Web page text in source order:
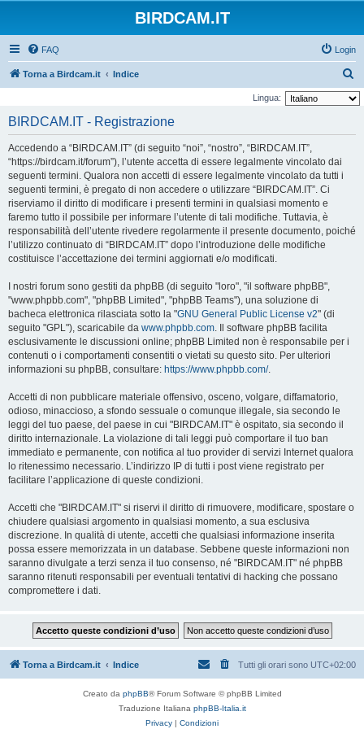
BIRDCAM.IT
FAQ Login
Torna a Birdcam.it Indice
e
Lingua:
BIRDCAM.IT - Registrazione
Accedendo a “BIRDCAM.IT” (di seguito “noi”, “nostro”, “BIRDCAM.IT”,
“https://birdcam.it/forum”), l’utente accetta di essere legalmente vincolato dai
seguenti termini. Qualora non accetti di essere legalmente vincolato da tutti i
seguenti termini, è pregato di non accedere o utilizzare “BIRDCAM.IT”. Ci
riserviamo il diritto di modificare i presenti termini in qualsiasi momento e
faremo tutto il possibile per informare l’utente di tali modifiche. Tuttavia, è
responsabilità dell’utente rivedere regolarmente il presente documento, poiché
l’utilizzo continuato di “BIRDCAM.IT” dopo l’introduzione delle modifiche
costituisce l’accettazione dei termini aggiornati e/o modificati.
I nostri forum sono gestiti da phpBB (di seguito "loro", "il software phpBB",
"www.phpbb.com", "phpBB Limited", "phpBB Teams"), una soluzione di
bacheca elettronica rilasciata sotto la "GNU General Public License v2" (di
seguito "GPL"), scaricabile da www.phpbb.com. Il software phpBB facilita
esclusivamente le discussioni online; phpBB Limited non è responsabile per i
contenuti o i comportamenti consentiti o vietati su questo sito. Per ulteriori
informazioni su phpBB, consultare: https://www.phpbb.com/.
Accetti di non pubblicare materiale offensivo, osceno, volgare, diffamatorio,
odioso, minaccioso, a sfondo sessuale o comunque illegale, sia secondo le
leggi del tuo paese, del paese in cui "BIRDCAM.IT" è ospitato, sia secondo il
diritto internazionale. La violazione di tali leggi può comportare il tuo ban
immediato e permanente, con notifica al tuo provider di servizi Internet qualora
lo ritenessimo necessario. L’indirizzo IP di tutti i post viene registrato per
facilitare l’applicazione di queste condizioni.
Accetti che "BIRDCAM.IT" si riservi il diritto di rimuovere, modificare, spostare o
chiudere qualsiasi argomento in qualsiasi momento, a sua esclusiva
discrezione. In qualità di utente, accetti che qualsiasi informazione inserita
possa essere memorizzata in un database. Sebbene queste informazioni non
saranno divulgate a terzi senza il tuo consenso, né "BIRDCAM.IT" né phpBB
saranno ritenuti responsabili per eventuali tentativi di hacking che possano
compromettere i dati.
Torna a Birdcam.it Indice Tutti gli orari sono UTC+02:00
Creato da phpBB® Forum Software © phpBB Limited
Traduzione Italiana phpBB-Italia.it
Privacy | Condizioni